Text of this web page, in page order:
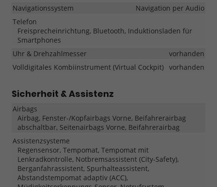
Navigationssystem
Navigation per Audio
Telefon
Freisprecheinrichtung, Bluetooth, Induktionsladen für
Smartphones
Uhr & Drehzahlmesser
vorhanden
Volldigitales Kombiinstrument (Virtual Cockpit) vorhanden
Sicherheit & Assistenz
Airbags
Airbag, Fenster-/Kopfairbags Vorne, Beifahrerairbag
abschaltbar, Seitenairbags Vorne, Beifahrerairbag
Assistenzsysteme
Regensensor, Tempomat, Tempomat mit
Lenkradkontrolle, Notbremsassistent (City-Safety),
Berganfahrassistent, Spurhalteassistent,
Abstandstempomat adaptiv (ACC),